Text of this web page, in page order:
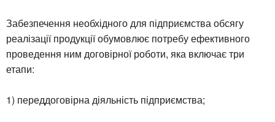
Забезпечення необхідного для підприємства обсягу
реалізації продукції обумовлює потребу ефективного
проведення ним договірної роботи, яка включає три
етапи:
1) переддоговірна діяльність підприємства;